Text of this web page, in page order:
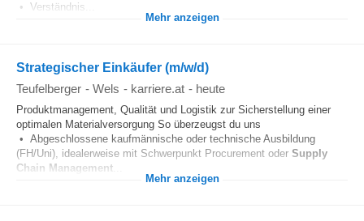
• Verständnis...
Mehr anzeigen
Strategischer Einkäufer (m/w/d)
Teufelberger - Wels - karriere.at - heute
Produktmanagement, Qualität und Logistik zur Sicherstellung einer
optimalen Materialversorgung So überzeugst du uns
• Abgeschlossene kaufmännische oder technische Ausbildung
(FH/Uni), idealerweise mit Schwerpunkt Procurement oder Supply
Chain Management
Mehr anzeigen